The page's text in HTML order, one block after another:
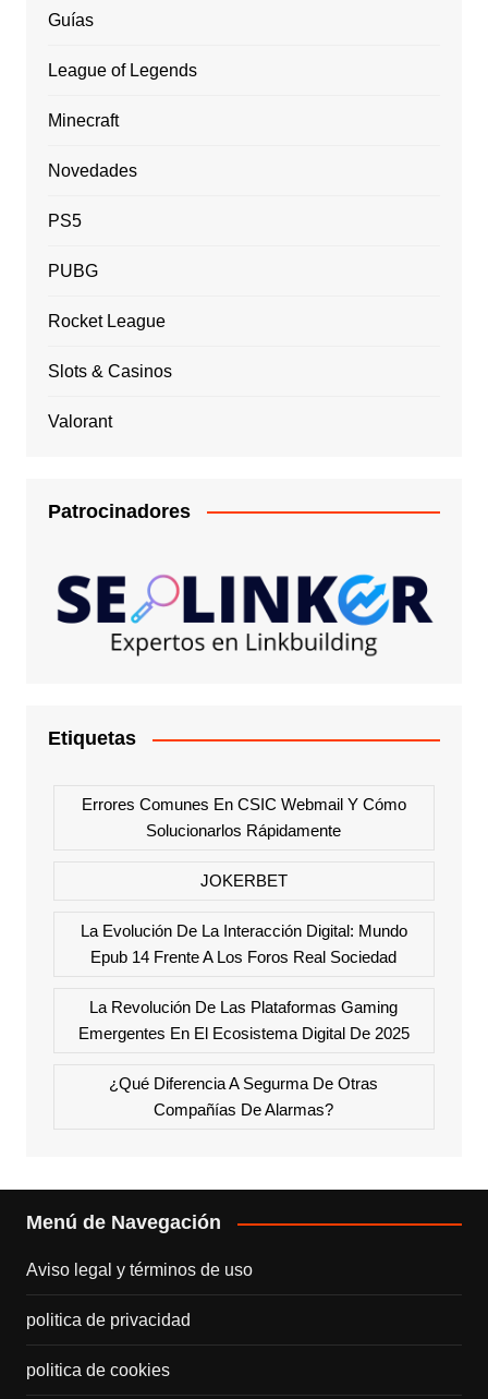
Guías
League of Legends
Minecraft
Novedades
PS5
PUBG
Rocket League
Slots & Casinos
Valorant
Patrocinadores
Etiquetas
Errores Comunes En CSIC Webmail Y Cómo
Solucionarlos Rápidamente
JOKERBET
La Evolución De La Interacción Digital: Mundo
Epub 14 Frente A Los Foros Real Sociedad
La Revolución De Las Plataformas Gaming
Emergentes En El Ecosistema Digital De 2025
¿Qué Diferencia A Segurma De Otras
Compañías De Alarmas?
Menú de Navegación
Aviso legal y términos de uso
politica de privacidad
politica de cookies